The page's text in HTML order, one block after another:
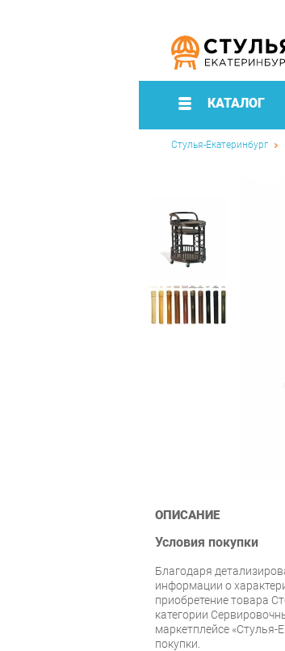
КАТАЛОГ
Стулья-Екатеринбург
ОПИСАНИЕ
Условия покупки
Благодаря
информации о
приобретение товара
категории
маркетплейсе «Стулья-
покупки.